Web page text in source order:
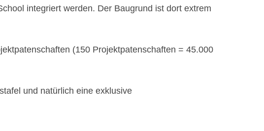
integriert werden. Der Baugrund ist dort extrem
(150 Projektpatenschaften = 45.000
und natürlich eine exklusive